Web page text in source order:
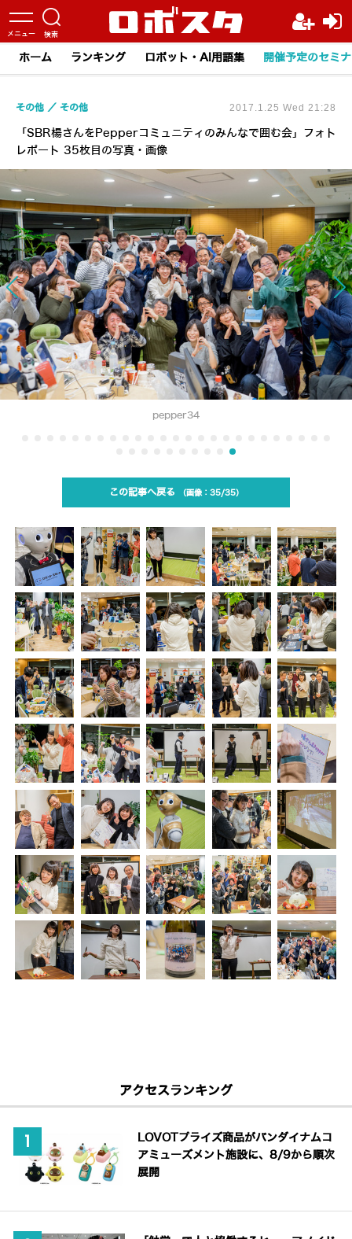
ホーム ランキング ロボット・AI用語集 開催予定のセミ
「SBR楊さんをPepperコミュニティのみんなで囲む会」フォト
レポート 35枚目の写真・画像
その他 その他 2017.1.25 Wed 21:28
pepper34
この記事へ戻る 35/35
アクセスランキング
LOVOTプライズ商品がバンダイナムコ
アミューズメント施設に、8/9から順次
展開